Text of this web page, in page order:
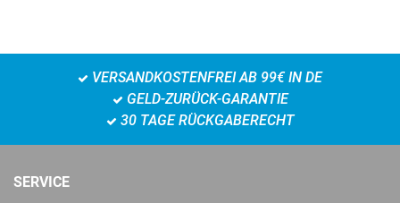
VERSANDKOSTENFREI AB 99€ IN DE
GELD-ZURÜCK-GARANTIE
30 TAGE RÜCKGABERECHT
SERVICE